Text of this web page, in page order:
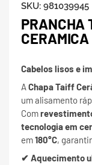
SKU: 981039945
PRANCHA
CERAMICA
Cabelos lisos e
AChapa Taiff
um alisamento
Com
tecnologia em
em180°C,
✔ Aquecimento